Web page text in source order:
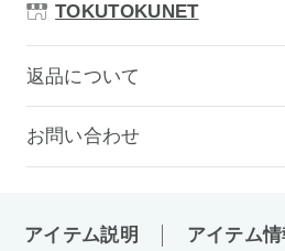
TOKUTOKUNET
返品について
お問い合わせ
アイテム説明 アイテム情